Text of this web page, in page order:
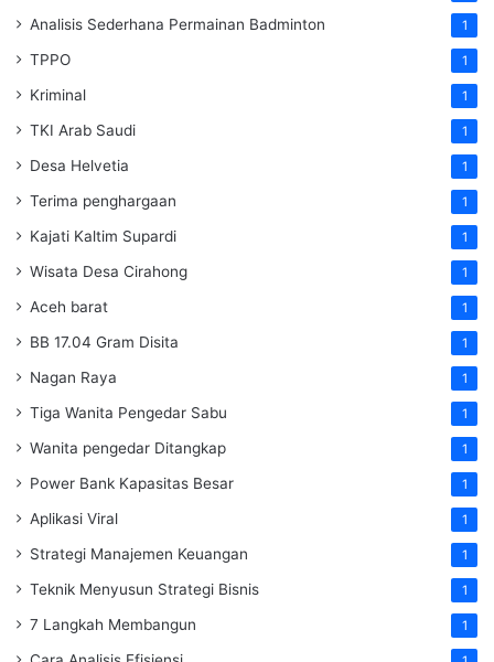
Analisis Sederhana Permainan Badminton 1
TPPO 1
Kriminal 1
TKI Arab Saudi 1
Desa Helvetia 1
Terima penghargaan 1
Kajati Kaltim Supardi 1
Wisata Desa Cirahong 1
Aceh barat 1
BB 17.04 Gram Disita 1
Nagan Raya 1
Tiga Wanita Pengedar Sabu 1
Wanita pengedar Ditangkap 1
Power Bank Kapasitas Besar 1
Aplikasi Viral 1
Strategi Manajemen Keuangan 1
Teknik Menyusun Strategi Bisnis 1
7 Langkah Membangun 1